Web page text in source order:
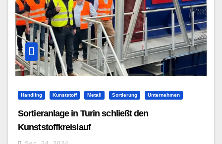
Handling Kunststoff Metall Sortierung Unternehmen
Sortieranlage in Turin schließt den
Kunststoffkreislauf